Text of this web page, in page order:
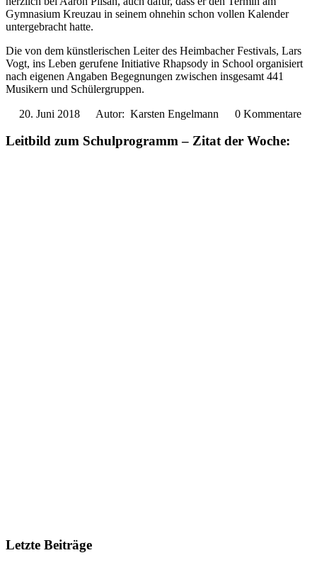
Gymnasium Kreuzau in seinem ohnehin schon vollen Kalender
untergebracht hatte.
Die von dem künstlerischen Leiter des Heimbacher Festivals, Lars
Vogt, ins Leben gerufene Initiative Rhapsody in School organisiert
nach eigenen Angaben Begegnungen zwischen insgesamt 441
Musikern und Schülergruppen.
20. Juni 2018 Autor: Karsten Engelmann 0 Kommentare
Leitbild zum Schulprogramm – Zitat der Woche:
Letzte Beiträge